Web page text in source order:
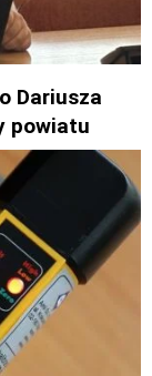
Dariusza
powiatu